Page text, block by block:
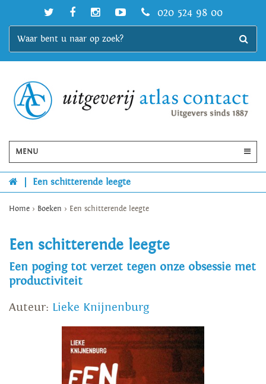
020 524 98 00
MENU
Een schitterende leegte
Home > Boeken > Een schitterende leegte
Een schitterende leegte
Een poging tot verzet tegen onze obsessie met
productiviteit
Auteur: Lieke Knijnenburg